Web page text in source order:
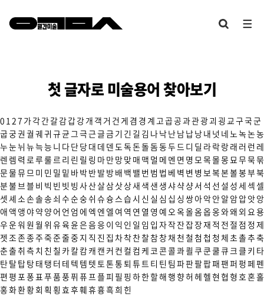
첫 글자로 미술용어 찾아보기
0 1 27 가각간갈감갑강개 객 거 건 게 겸 경 계 고 곱공과관광괴 굉 교 구국군
굽궁권 궐 궤귀 규균그극근글금기 긴 길 김 나낙난남납낭내 넛 네 노 녹논농
누눈뉘 뉴늑능 니 다단당대 데 덴 도 독돈돌돔동두 드 디 딜 라락랑래 러 런 레
렌 렘 력 로 루룰 르 리 린 릴 링 마만망맞매 맥 멀 메 멘 면 명 모 목몰몽 묘 무묵묶
문물뮤 므 미 민 밀 밑 바박반발방배 백 밸 번 범 법 베 벽 변 병 보 복본볼봉부북
분불 브 블 비 빅 빈 빗 빙 사산살삼삿상새 색 샌 생샤샥샹서 석 선 설 성 세 섹 셀
셋셰 소손솔송쇠 수순숭쉬 슈슝 스습 시 신 실 심 십 싱 쌍아악안알암압앗앙
애 액 앵 야약양어 언 엄 에 엑 엔 엘 여 역 연 열 영 예 오 옥올옴옵옹와왜 외 요 용
우운워 원 월 위 유육윤은음응 이 익 인 일 임 입 자작잔잡장재 적 전 절 점 정 제
젯 조존종주죽준줄중 지 직 진 집 차착찬찰참창채 천 철 첨 첩 청 체 초촐추축
춘출취 측 치 친 칠 카칼캄캐 캔 커 컨 컬 컴 케 코 콘콜콰쾰 쿠쿤쿨큐 크 클 키 타
탄탈탑탕태 탱 터 테 텍 템 텟 토 톤통퇴 튜 트 티 틴 팀 파판팔팝패팬퍼 펑 페펜
편 평 포 퐁 표 푸품풍퓌 퓨 프 플피 필 핑 하한할해행향허 헤헬현 협 형 호혼홀
홍화환황회 획 횡 효후훼휴흉흑희 힌